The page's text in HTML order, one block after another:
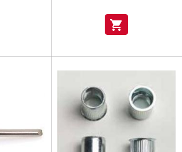
shopping_cart